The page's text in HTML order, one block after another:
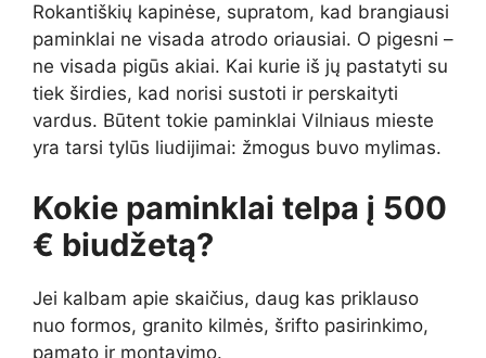
Rokantiškių kapinėse, supratom, kad brangiausi
paminklai ne visada atrodo oriausiai. O pigesni –
ne visada pigūs akiai. Kai kurie iš jų pastatyti su
tiek širdies, kad norisi sustoti ir perskaityti
vardus. Būtent tokie paminklai Vilniaus mieste
yra tarsi tylūs liudijimai: žmogus buvo mylimas.
Kokie paminklai telpa į 500
€ biudžetą?
Jei kalbam apie skaičius, daug kas priklauso
nuo formos, granito kilmės, šrifto pasirinkimo,
pamato ir montavimo.